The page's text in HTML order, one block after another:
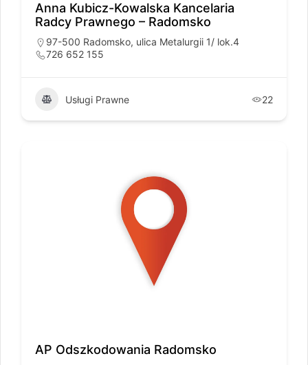
Anna Kubicz-Kowalska Kancelaria
Radcy Prawnego – Radomsko
97-500 Radomsko, ulica Metalurgii 1/ lok.4
726 652 155
Usługi Prawne 22
AP Odszkodowania Radomsko